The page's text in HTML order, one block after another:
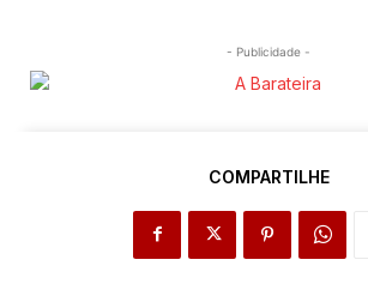
- Publicidade -
COMPARTILHE